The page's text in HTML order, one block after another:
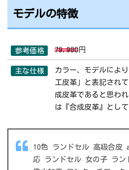
モデルの特徴
参考価格 79,980 円
主な仕様
カラー、モデルによ
工皮革」と表記され
成皮革であると思わ
は『合成皮革』とし
10色 ランドセル 高級合皮
応 ランドセル 女の子 ラン